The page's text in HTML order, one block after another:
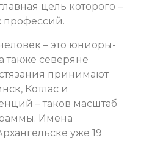
цель которого –
профессий.
– это юниоры-
также северяне
принимают
Котлас и
– таков масштаб
Имена
уже 19